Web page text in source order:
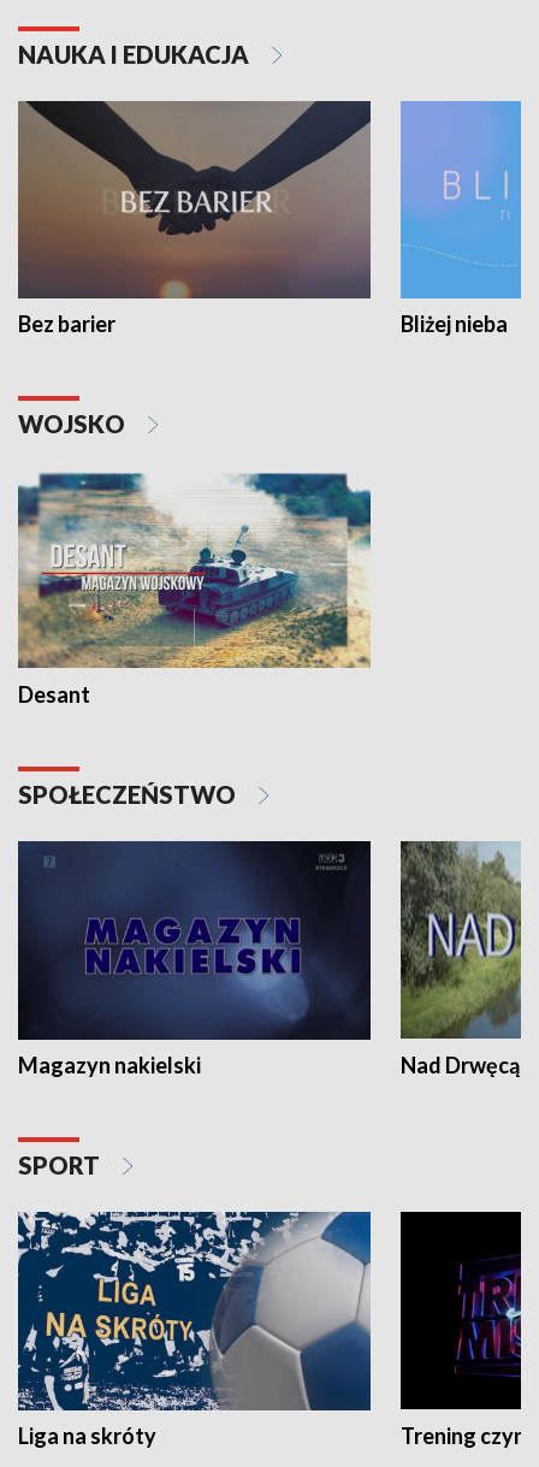
NAUKA I EDUKACJA
Bez barier Bliżej nieba
WOJSKO
Desant
SPOŁECZEŃSTWO
Magazyn nakielski Nad Drwęcą
SPORT
Liga na skróty Trening czyni